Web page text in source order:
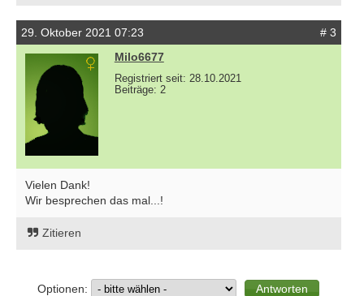
29. Oktober 2021 07:23
# 3
Milo6677
Registriert seit: 28.10.2021
Beiträge: 2
Vielen Dank!
Wir besprechen das mal...!
Zitieren
Optionen: